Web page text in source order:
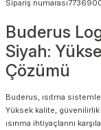
Sipariş
Buderus
Siyah:
Çözümü
Buderus, ısıtma
Yüksek kalite, güvenilirlik
ısınma ihtiyaçlarını